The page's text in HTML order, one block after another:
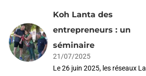
Koh Lanta des
entrepreneurs : un
séminaire
21/07/2025
Le 26 juin 2025, les réseaux La